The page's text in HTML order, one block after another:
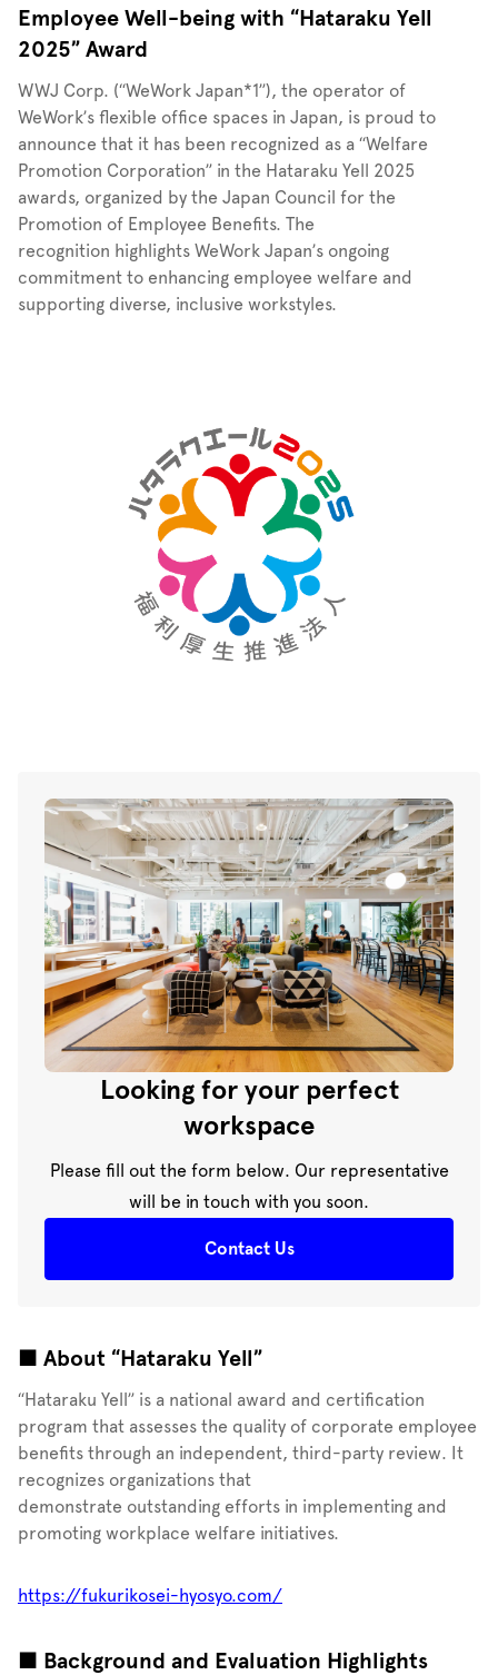
Employee Well-being with “Hataraku Yell
2025” Award
WWJ Corp. (“WeWork Japan*1”), the operator of
WeWork’s flexible office spaces in Japan, is proud to
announce that it has been recognized as a “Welfare
Promotion Corporation” in the Hataraku Yell 2025
awards, organized by the Japan Council for the
Promotion of Employee Benefits. The
recognition highlights WeWork Japan’s ongoing
commitment to enhancing employee welfare and
supporting diverse, inclusive workstyles.
Looking for your perfect
workspace
Please fill out the form below. Our representative
will be in touch with you soon.
Contact Us
■ About “Hataraku Yell”
“Hataraku Yell” is a national award and certification
program that assesses the quality of corporate employee
benefits through an independent, third-party review. It
recognizes organizations that
demonstrate outstanding efforts in implementing and
promoting workplace welfare initiatives.
https://fukurikosei-hyosyo.com/
■ Background and Evaluation Highlights